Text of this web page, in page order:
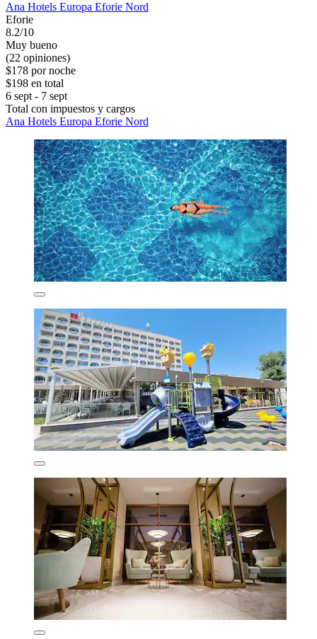
Ana Hotels Europa Eforie Nord
Eforie
8.2/10
Muy bueno
(22 opiniones)
$178 por noche
$198 en total
6 sept - 7 sept
Total con impuestos y cargos
Ana Hotels Europa Eforie Nord